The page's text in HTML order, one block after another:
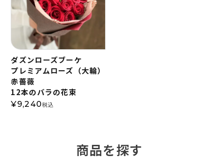
ダズンローズブーケ
プレミアムローズ（大輪）
赤薔薇
12本のバラの花束
¥9,240税込
商品を探す